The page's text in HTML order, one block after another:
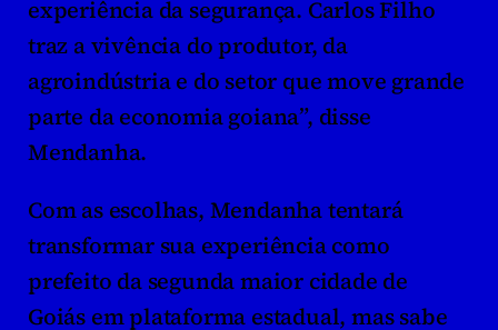
experiência da segurança. Carlos Filho
traz a vivência do produtor, da
agroindústria e do setor que move grande
parte da economia goiana”, disse
Mendanha.
Com as escolhas, Mendanha tentará
transformar sua experiência como
prefeito da segunda maior cidade de
Goiás em plataforma estadual, mas sabe